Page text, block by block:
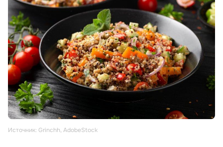
Источник: Grinchh, AdobeStock